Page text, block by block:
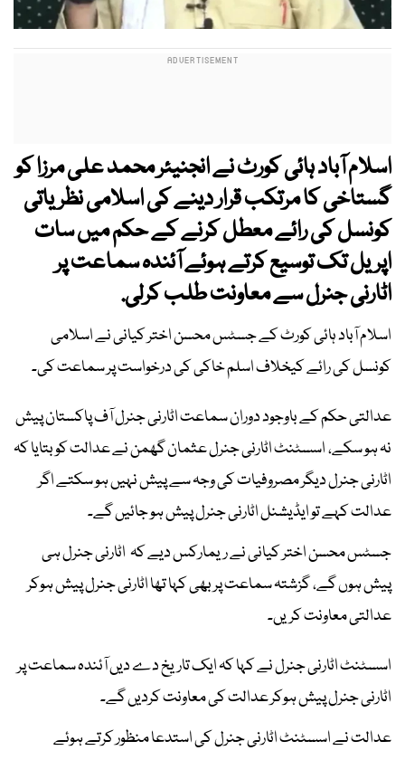
اسلام آباد ہائی کورٹ نے انجنیئر محمد علی مرزا کو
گستاخی کا مرتکب قرار دینے کی اسلامی نظریاتی
کونسل کی رائے معطل کرنے کے حکم میں سات
اپریل تک توسیع کرتے ہوئے آئندہ سماعت پر
اٹارنی جنرل سے معاونت طلب کرلی.
اسلام آباد ہائی کورٹ کے جسٹس محسن اختر کیانی نے اسلامی
کونسل کی رائے کیخلاف اسلم خاکی کی درخواست پر سماعت کی۔
عدالتی حکم کے باوجود دوران سماعت اٹارنی جنرل آف پاکستان پیش
نہ ہو سکے، اسسٹنٹ اٹارنی جنرل عثمان گھمن نے عدالت کو بتایا کہ
اٹارنی جنرل دیگر مصروفیات کی وجہ سے پیش نہیں ہو سکتے اگر
عدالت کہے تو ایڈیشنل اٹارنی جنرل پیش ہو جائیں گے۔
جسٹس محسن اختر کیانی نے ریمارکس دیے کہ اٹارنی جنرل ہی
پیش ہوں گے، گزشتہ سماعت پر بھی کہا تھا اٹارنی جنرل پیش ہوکر
عدالتی معاونت کریں۔
اسسٹنٹ اٹارنی جنرل نے کہا کہ ایک تاریخ دے دیں آئندہ سماعت پر
اٹارنی جنرل پیش ہوکر عدالت کی معاونت کردیں گے۔
عدالت نے اسسٹنٹ اٹارنی جنرل کی استدعا منظور کرتے ہوئے